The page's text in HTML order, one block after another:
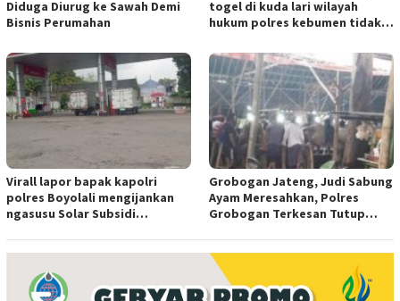
Diduga Diurug ke Sawah Demi
Bisnis Perumahan
togel di kuda lari wilayah
hukum polres kebumen tidak
Virall lapor bapak kapolri
polres Boyolali mengijankan
ngasusu Solar Subsidi
Grobogan Jateng, Judi Sabung
Ayam Meresahkan, Polres
Grobogan Terkesan Tutup